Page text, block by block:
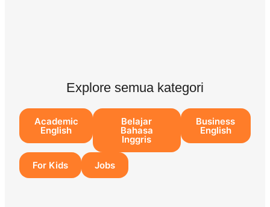
Explore semua kategori
Academic
English
Belajar
Bahasa
Inggris
Business
English
For Kids Jobs